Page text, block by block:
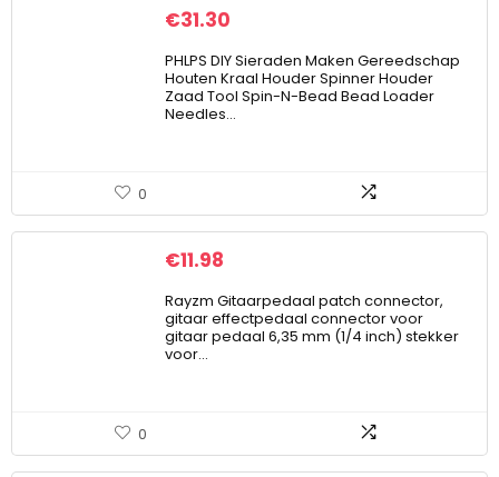
€31.30
PHLPS DIY Sieraden Maken Gereedschap
Houten Kraal Houder Spinner Houder
Zaad Tool Spin-N-Bead Bead Loader
Needles…
0
€11.98
Rayzm Gitaarpedaal patch connector,
gitaar effectpedaal connector voor
gitaar pedaal 6,35 mm (1/4 inch) stekker
voor…
0